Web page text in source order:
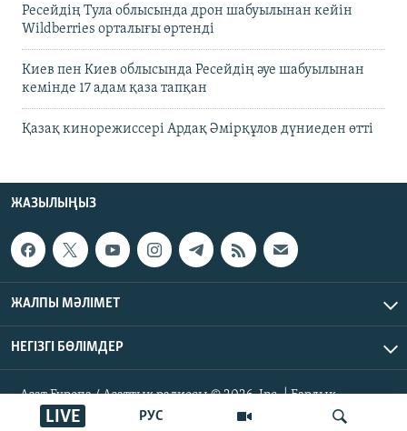
РУС
LIVE
Ресейдің Тула облысында дрон шабуылынан кейін
Wildberries орталығы өртенді
Киев пен Киев облысында Ресейдің әуе шабуылынан
кемінде 17 адам қаза тапқан
Қазақ кинорежиссері Ардақ Әмірқұлов дүниеден өтті
ЖАЗЫЛЫҢЫЗ
ЖАЛПЫ МӘЛІМЕТ
НЕГІЗГІ БӨЛІМДЕР
Азат Еуропа / Азаттық радиосы © 2026, Inc. | Барлық
құқықтары қорғалған